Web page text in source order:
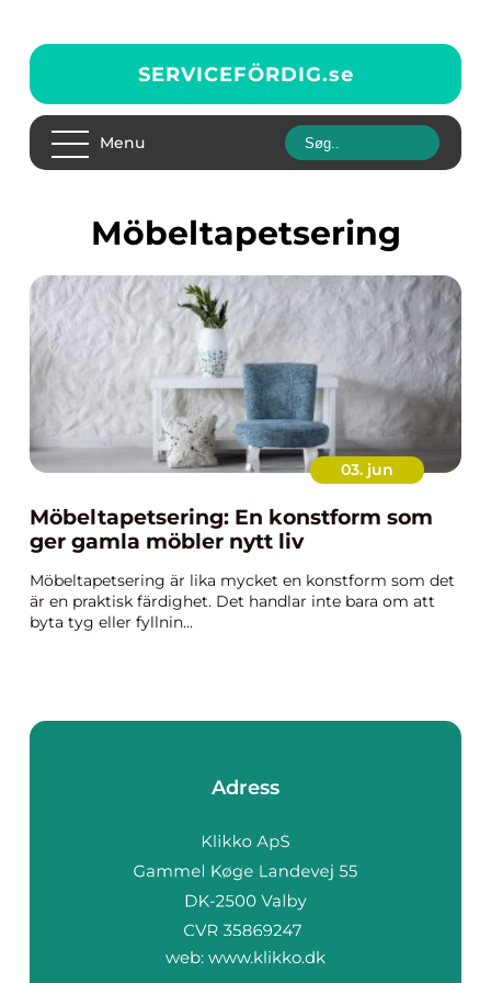
SERVICEFÖRDIG.se
Menu
Möbeltapetsering
03. jun
Möbeltapetsering: En konstform som
ger gamla möbler nytt liv
Möbeltapetsering är lika mycket en konstform som det
är en praktisk färdighet. Det handlar inte bara om att
byta tyg eller fyllnin...
Adress
web: www.klikko.dk